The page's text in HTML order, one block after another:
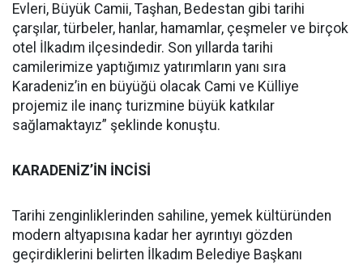
Evleri, Büyük Camii, Taşhan, Bedestan gibi tarihi
çarşılar, türbeler, hanlar, hamamlar, çeşmeler ve birçok
otel İlkadım ilçesindedir. Son yıllarda tarihi
camilerimize yaptığımız yatırımların yanı sıra
Karadeniz’in en büyüğü olacak Cami ve Külliye
projemiz ile inanç turizmine büyük katkılar
sağlamaktayız” şeklinde konuştu.
KARADENİZ’İN İNCİSİ
Tarihi zenginliklerinden sahiline, yemek kültüründen
modern altyapısına kadar her ayrıntıyı gözden
geçirdiklerini belirten İlkadım Belediye Başkanı